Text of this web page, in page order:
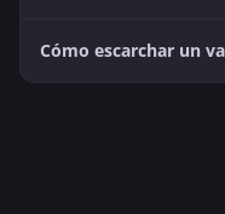
Cómo escarchar un